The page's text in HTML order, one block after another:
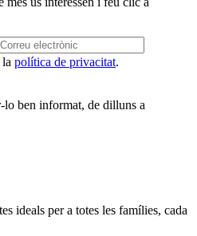
política de privacitat.
lo ben informat, de dilluns a
ideals per a totes les famílies, cada